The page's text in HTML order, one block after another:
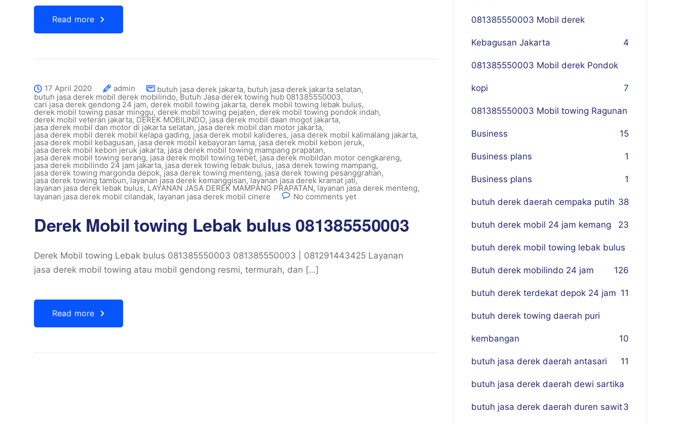
Read more
17 April 2020 admin butuh jasa derek jakarta, butuh jasa derek jakarta selatan,
butuh jasa derek mobil derek mobilindo,Butuh Jasa derek towing hub 081385550003,
cari jasa derek gendong 24 jam, derek mobil towing jakarta, derek mobil towing lebak bulus,
derek mobil towing pasar minggu, derek mobil towing pejaten, derek mobil towing pondok indah,
derek mobil veteran jakarta, DEREK MOBILINDO, jasa derek mobil daan mogot jakarta,
jasa derek mobil dan motor di jakarta selatan, jasa derek mobil dan motor jakarta,
jasa derek mobil derek mobil kelapa gading, jasa derek mobil kalideres, jasa derek mobil kalimalang jakarta,
jasa derek mobil kebagusan, jasa derek mobil kebayoran lama, jasa derek mobil kebon jeruk,
jasa derek mobil kebon jeruk jakarta, jasa derek mobil towing mampang prapatan,
jasa derek mobil towing serang, jasa derek mobil towing tebet, jasa derek mobildan motor cengkareng,
jasa derek mobilindo 24 jam jakarta, jasa derek towing lebak bulus, jasa derek towing mampang,
jasa derek towing margonda depok, jasa derek towing menteng, jasa derek towing pesanggrahan,
jasa derek towing tambun, layanan jasa derek kemanggisan, layanan jasa derek kramat jati,
layanan jasa derek lebak bulus, LAYANAN JASA DEREK MAMPANG PRAPATAN, layanan jasa derek menteng,
layanan jasa derek mobil cilandak, layanan jasa derek mobil cinere No comments yet
Derek Mobil towing Lebak bulus 081385550003
Derek Mobil towing Lebak bulus 081385550003 081385550003 | 081291443425 Layanan
jasa derek mobil towing atau mobil gendong resmi, termurah, dan […]
Read more
081385550003 Mobil derek
Kebagusan Jakarta 4
081385550003 Mobil derek Pondok
kopi 7
081385550003 Mobil towing Ragunan
5
Business 1
Business plans 1
Business plans 1
butuh derek daerah cempaka putih 38
butuh derek mobil 24 jam kemang 23
butuh derek mobil towing lebak bulus
26
Butuh derek mobilindo 24 jam 1
butuh derek terdekat depok 24 jam 11
butuh derek towing daerah puri
kembangan 10
butuh jasa derek daerah antasari 11
butuh jasa derek daerah dewi sartika
3
butuh jasa derek daerah duren sawit